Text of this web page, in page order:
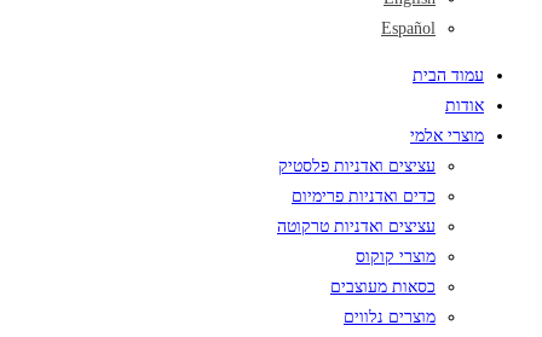
Español
עמוד הבית
אודות
מוצרי אלמי
עציצים ואדניות פלסטיק
כדים ואדניות פרימיום
עציצים ואדניות טרקוטה
מוצרי קוקוס
כסאות מעוצבים
מוצרים נלווים